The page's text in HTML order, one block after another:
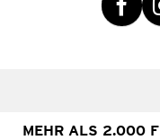
MEHR ALS 2.000